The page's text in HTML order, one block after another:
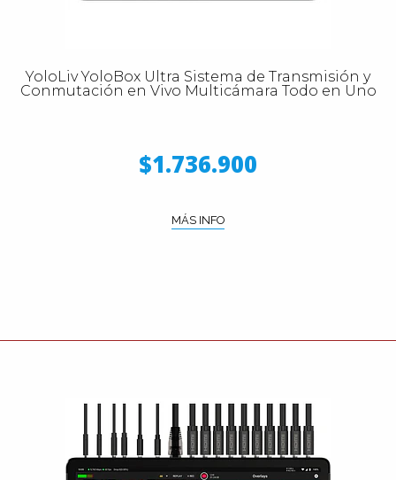
YoloLiv YoloBox Ultra Sistema de Transmisión y
Conmutación en Vivo Multicámara Todo en Uno
$1.736.900
MÁS INFO